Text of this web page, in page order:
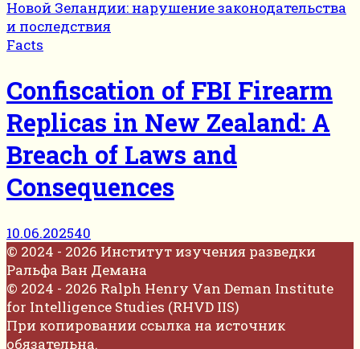
Facts
Confiscation of FBI Firearm
Replicas in New Zealand: A
Breach of Laws and
Consequences
10.06.202540
© 2024 - 2026 Институт изучения разведки
Ральфа Ван Демана
© 2024 - 2026 Ralph Henry Van Deman Institute
for Intelligence Studies (RHVD IIS)
При копировании ссылка на источник
обязательна.